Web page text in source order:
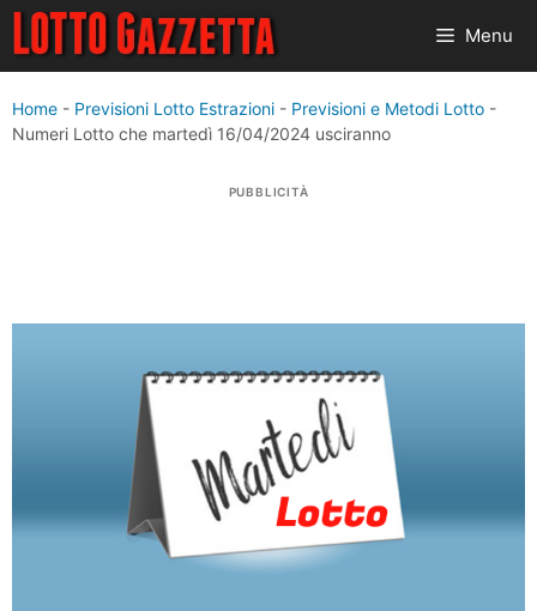
Vai
contenuto
Menu
Home - Previsioni Lotto Estrazioni - Previsioni e Metodi Lotto -
Numeri Lotto che martedì 16/04/2024 usciranno
PUBBLICITÀ